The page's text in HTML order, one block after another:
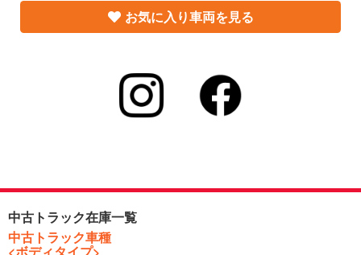
お気に入り車両を見る
中古トラック在庫一覧
中古トラック車種
<ボディタイプ>